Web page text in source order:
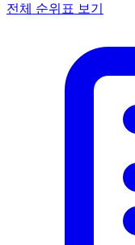
전체 순위표 보기